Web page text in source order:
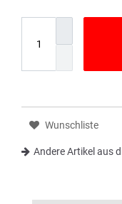
Wunschliste
Andere Artikel aus